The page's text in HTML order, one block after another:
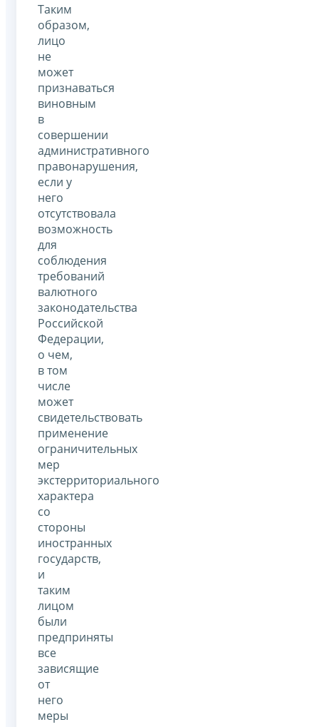
Таким
образом,
лицо
не
может
признаваться
виновным
в
совершении
административного
правонарушения,
если у
него
отсутствовала
возможность
для
соблюдения
требований
валютного
законодательства
Российской
Федерации,
о чем,
в том
числе
может
свидетельствовать
применение
ограничительных
мер
экстерриториального
характера
со
стороны
иностранных
государств,
и
таким
лицом
были
предприняты
все
зависящие
от
него
меры